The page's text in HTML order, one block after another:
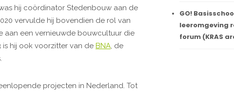
hij coördinator Stedenbouw aan de
vervulde hij bovendien de rol van
aan een vernieuwde bouwcultuur die
hij ook voorzitter van de BNA, de
projecten in Nederland. Tot
GO!
leeromgeving
forum (KRAS